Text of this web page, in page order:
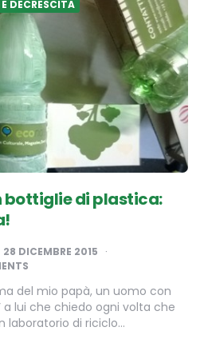
DECRESCITA
bottiglie di plastica:
28 DICEMBRE 2015
del mio papà, un uomo con
a lui che chiedo ogni volta che
laboratorio di riciclo…